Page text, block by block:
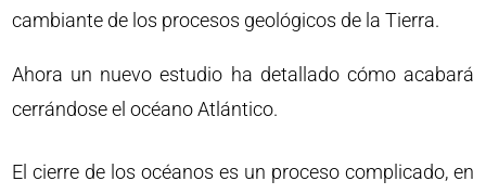
cambiante de los procesos geológicos de la Tierra.
Ahora un nuevo estudio ha detallado cómo acabará
cerrándose el océano Atlántico.
El cierre de los océanos es un proceso complicado, en